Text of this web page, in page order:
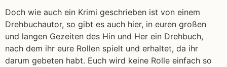
Doch wie auch ein Krimi geschrieben ist von einem
Drehbuchautor, so gibt es auch hier, in euren großen
und langen Gezeiten des Hin und Her ein Drehbuch,
nach dem ihr eure Rollen spielt und erhaltet, da ihr
darum gebeten habt. Euch wird keine Rolle einfach so